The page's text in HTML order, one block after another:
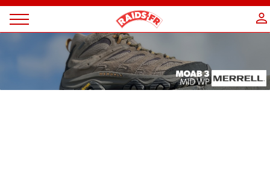
Magazine
Panneau de gestion des cookies